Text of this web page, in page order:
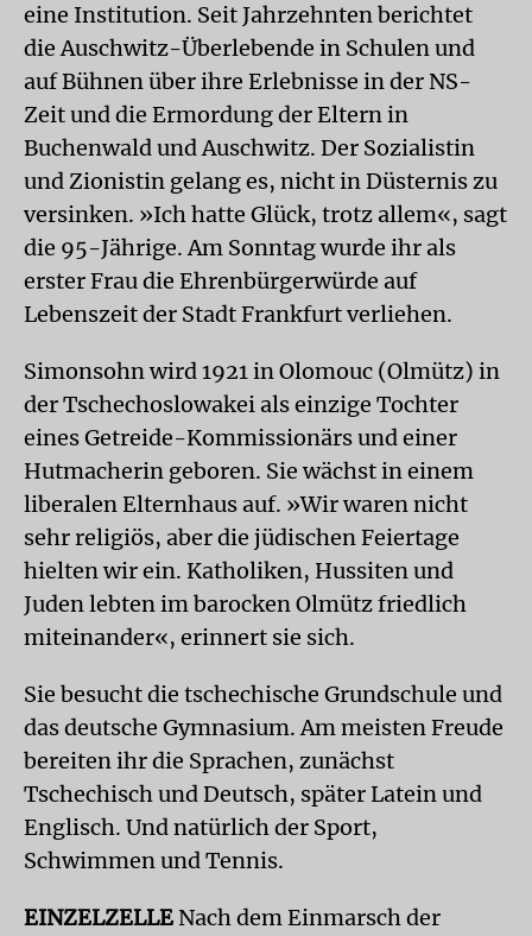
eine Institution. Seit Jahrzehnten berichtet
die Auschwitz-Überlebende in Schulen und
auf Bühnen über ihre Erlebnisse in der NS-
Zeit und die Ermordung der Eltern in
Buchenwald und Auschwitz. Der Sozialistin
und Zionistin gelang es, nicht in Düsternis zu
versinken. »Ich hatte Glück, trotz allem«, sagt
die 95-Jährige. Am Sonntag wurde ihr als
erster Frau die Ehrenbürgerwürde auf
Lebenszeit der Stadt Frankfurt verliehen.
Simonsohn wird 1921 in Olomouc (Olmütz) in
der Tschechoslowakei als einzige Tochter
eines Getreide-Kommissionärs und einer
Hutmacherin geboren. Sie wächst in einem
liberalen Elternhaus auf. »Wir waren nicht
sehr religiös, aber die jüdischen Feiertage
hielten wir ein. Katholiken, Hussiten und
Juden lebten im barocken Olmütz friedlich
miteinander«, erinnert sie sich.
Sie besucht die tschechische Grundschule und
das deutsche Gymnasium. Am meisten Freude
bereiten ihr die Sprachen, zunächst
Tschechisch und Deutsch, später Latein und
Englisch. Und natürlich der Sport,
Schwimmen und Tennis.
EINZELZELLE Nach dem Einmarsch der